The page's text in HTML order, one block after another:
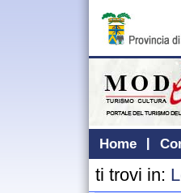
Home
ti trovi in: